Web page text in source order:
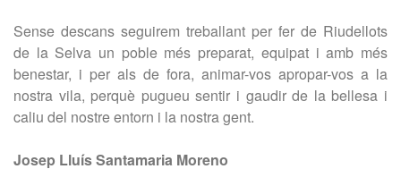
Sense descans seguirem treballant per fer de Riudellots
de la Selva un poble més preparat, equipat i amb més
benestar, i per als de fora, animar-vos apropar-vos a la
nostra vila, perquè pugueu sentir i gaudir de la bellesa i
caliu del nostre entorn i la nostra gent.
Josep Lluís Santamaria Moreno